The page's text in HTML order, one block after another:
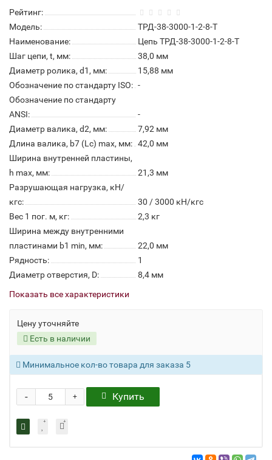
Рейтинг:
Модель:
ТРД-38-3000-1-2-8-Т
Наименование:
Цепь ТРД-38-3000-1-2-8-Т
Шаг цепи, t, мм:
38,0 мм
Диаметр ролика, d1, мм:
15,88 мм
Обозначение по стандарту ISO: -
Обозначение по стандарту
ANSI:
-
Диаметр валика, d2, мм:
7,92 мм
Длина валика, b7 (Lc) max, мм: 42,0 мм
Ширина внутренней пластины,
h max, мм:
21,3 мм
Разрушающая нагрузка, кН/
кгс:
30 / 3000 кН/кгс
Вес 1 пог. м, кг:
2,3 кг
Ширина между внутренними
пластинами b1 min, мм:
22,0 мм
Рядность:
1
Диаметр отверстия, D:
8,4 мм
Показать все характеристики
Цену уточняйте
Есть в наличии
Минимальное кол-во товара для заказа 5
+
- Купить